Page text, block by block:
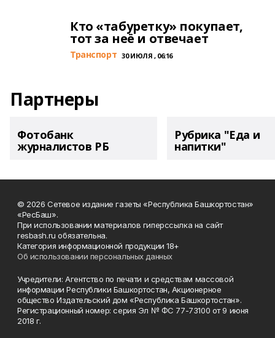
Кто «табуретку» покупает,
тот за неё и отвечает
Транспорт 30 ИЮЛЯ , 06:16
Партнеры
Фотобанк
журналистов РБ
Рубрика "Еда и
напитки"
© 2026 Сетевое издание газеты «Республика Башкортостан»
«РесБаш».
При использовании материалов гиперссылка на сайт
resbash.ru обязательна.
Категория информационной продукции 18+
Об использовании персональных данных
Учредители: Агентство по печати и средствам массовой
информации Республики Башкортостан, Акционерное
общество Издательский дом «Республика Башкортостан».
Регистрационный номер: серия Эл № ФС 77-73100 от 9 июня
2018 г.